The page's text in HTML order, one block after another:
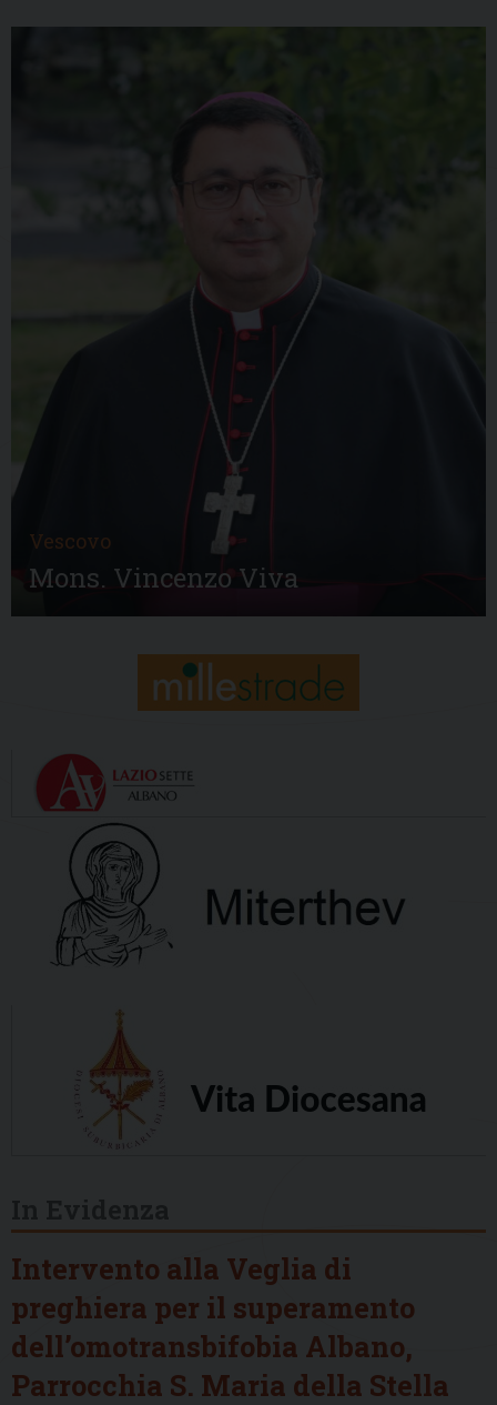
Vescovo
Mons. Vincenzo Viva
Intervento alla Veglia di
preghiera per il superamento
dell’omotransbifobia Albano,
Parrocchia S. Maria della Stella